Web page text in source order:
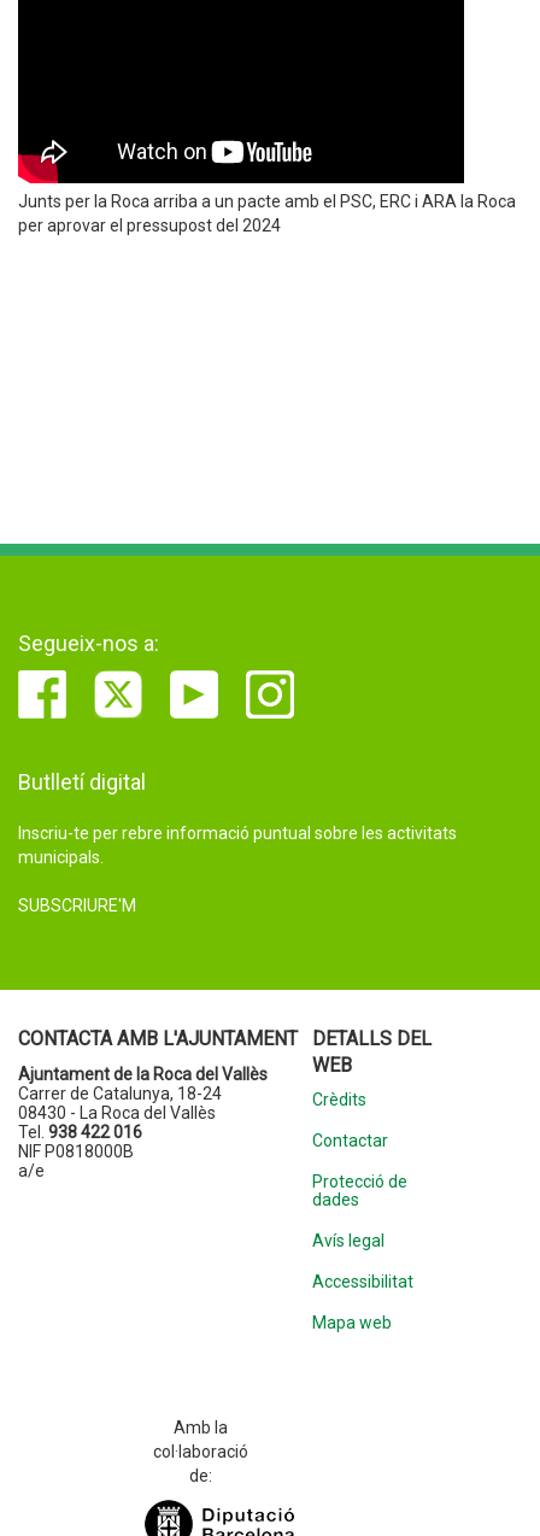
Junts per la Roca arriba a un pacte amb el PSC, ERC i ARA la Roca
per aprovar el pressupost del 2024
Segueix-nos a:
Butlletí digital
Inscriu-te per rebre informació puntual sobre les activitats
municipals.
SUBSCRIURE'M
CONTACTA AMB L'AJUNTAMENT
Ajuntament de la Roca del Vallès
Carrer de Catalunya, 18-24
08430 - La Roca del Vallès
Tel. 938 422 016
NIF P0818000B
a/e
DETALLS DEL
WEB
Crèdits
Contactar
Protecció de
dades
Avís legal
Accessibilitat
Mapa web
Amb la
col·laboració
de: